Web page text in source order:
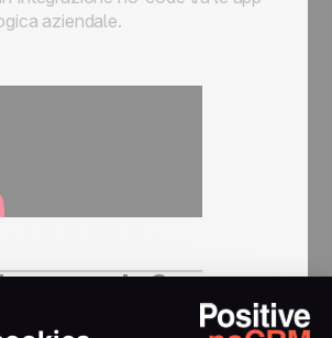
aziendale.
no-code?